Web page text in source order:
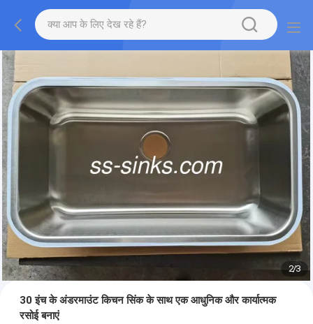
2/3
30 इंच के अंडरमाउंट किचन सिंक के साथ एक आधुनिक और कार्यात्मक
रसोई बनाएं